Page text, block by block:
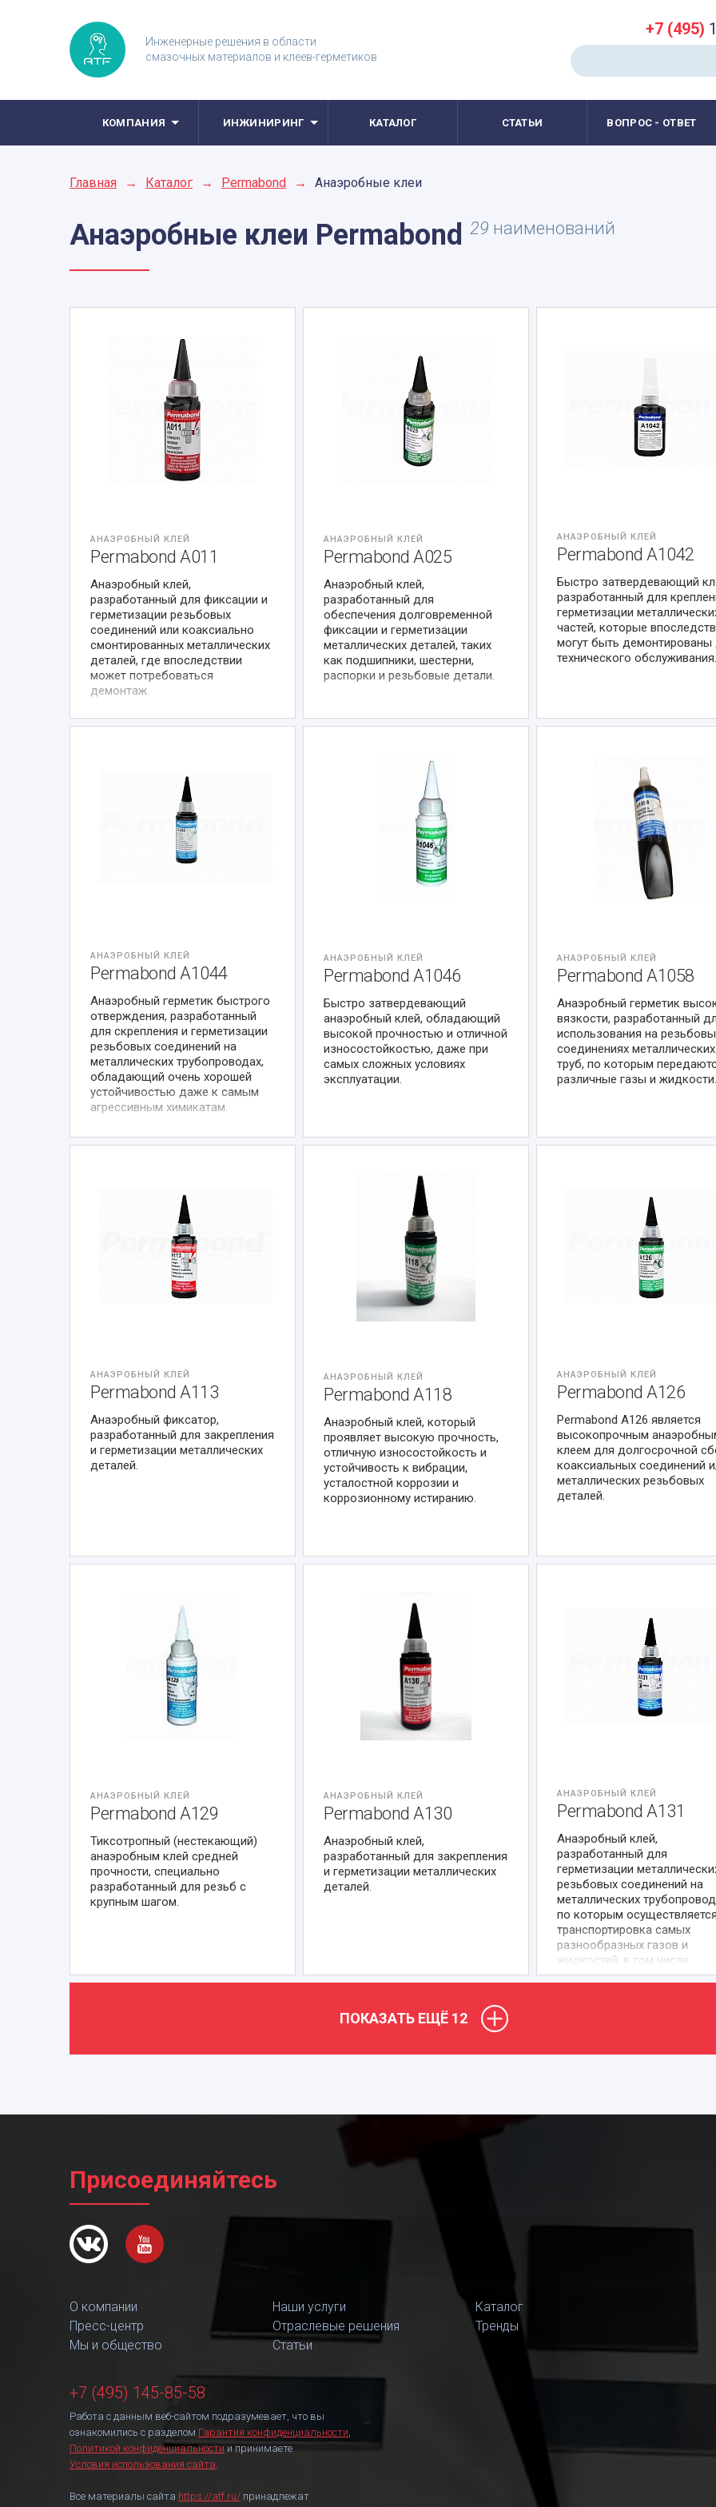
Инженерные решения в области
смазочных материалов и клеев-герметиков
+7 (495)
КОМПАНИЯ ИНЖИНИРИНГ КАТАЛОГ СТАТЬИ ВОПРОС - ОТВЕТ
Главная → Каталог → Permabond → Анаэробные клеи
Анаэробные клеи Permabond 29 наименований
АНАЭРОБНЫЙ КЛЕЙ
Permabond A011
Анаэробный клей,
разработанный для фиксации и
герметизации резьбовых
соединений или коаксиально
смонтированных металлических
деталей, где впоследствии
может потребоваться
демонтаж.
АНАЭРОБНЫЙ КЛЕЙ
Permabond A025
Анаэробный клей,
разработанный для
обеспечения долговременной
фиксации и герметизации
металлических деталей, таких
как подшипники, шестерни,
распорки и резьбовые детали.
АНАЭРОБНЫЙ КЛЕЙ
Permabond A1042
Быстро затвердевающий
разработанный для
герметизации
частей, которые
могут быть демонтированы
технического обслуживания.
АНАЭРОБНЫЙ КЛЕЙ
Permabond A1044
Анаэробный герметик быстрого
отверждения, разработанный
для скрепления и герметизации
резьбовых соединений на
металлических трубопроводах,
обладающий очень хорошей
устойчивостью даже к самым
агрессивным химикатам.
АНАЭРОБНЫЙ КЛЕЙ
Permabond A1046
Быстро затвердевающий
анаэробный клей, обладающий
высокой прочностью и отличной
износостойкостью, даже при
самых сложных условиях
эксплуатации.
АНАЭРОБНЫЙ КЛЕЙ
Permabond A1058
Анаэробный герметик
вязкости, разработанный
использования на
соединениях металлических
труб, по которым
различные газы и жидкости.
АНАЭРОБНЫЙ КЛЕЙ
Permabond A113
Анаэробный фиксатор,
разработанный для закрепления
и герметизации металлических
деталей.
АНАЭРОБНЫЙ КЛЕЙ
Permabond A118
Анаэробный клей, который
проявляет высокую прочность,
отличную износостойкость и
устойчивость к вибрации,
усталостной коррозии и
коррозионному истиранию.
АНАЭРОБНЫЙ КЛЕЙ
Permabond A126
Permabond A126 является
высокопрочным
клеем для долгосрочной
коаксиальных соединений
металлических резьбовых
деталей.
АНАЭРОБНЫЙ КЛЕЙ
Permabond A129
Тиксотропный (нестекающий)
анаэробным клей средней
прочности, специально
разработанный для резьб с
крупным шагом.
АНАЭРОБНЫЙ КЛЕЙ
Permabond A130
Анаэробный клей,
разработанный для закрепления
и герметизации металлических
деталей.
АНАЭРОБНЫЙ КЛЕЙ
Permabond A131
Анаэробный клей,
разработанный для
герметизации
резьбовых соединений на
металлических
по которым
транспортировка самых
разнообразных газов и
жидкостей, в том числе
питьевой воды.
ПОКАЗАТЬ ЕЩЁ 12
Присоединяйтесь
О компании
Пресс-центр
Мы и общество
Наши услуги
Отраслевые решения
Статьи
Каталог
Тренды
+7 (495) 145-85-58
Работа с данным веб-сайтом подразумевает, что вы
ознакомились с разделом Гарантия конфиденциальности,
Политикой конфиденциальности и принимаете
Условия использования сайта.
Все материалы сайта https://atf.ru/ принадлежат